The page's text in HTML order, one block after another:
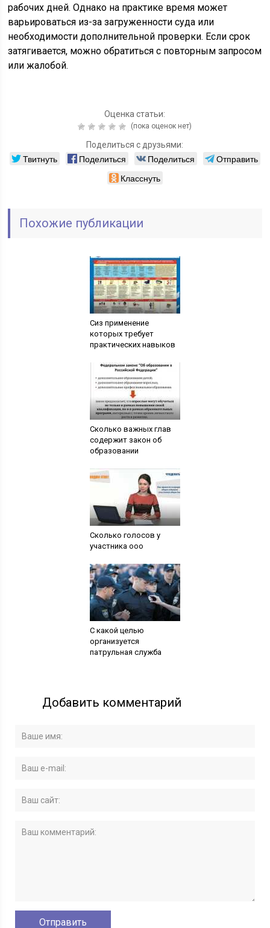
рабочих дней. Однако на практике время может
варьироваться из-за загруженности суда или
необходимости дополнительной проверки. Если срок
затягивается, можно обратиться с повторным запросом
или жалобой.
Оценка статьи:
(пока оценок нет)
Поделиться с друзьями:
Твитнуть Поделиться Поделиться
Отправить
Класснуть
Похожие публикации
Сиз применение
которых требует
практических навыков
Сколько важных глав
содержит закон об
образовании
Сколько голосов у
участника ооо
С какой целью
организуется
патрульная служба
Добавить комментарий